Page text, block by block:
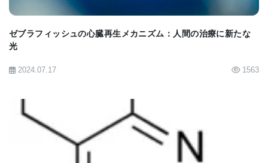
ンパク質間の相互作用安定化が軸索再生を刺激)｣と
題されている｡軸索損傷は､脳､脊髄損傷だけでなく､
多発性硬化症や神経変性疾患など様々な障害や疾患
の要因になっている｡この研究チームの発見は､
足がかりになることが示されている｡
Kaplan博士は､｢将来の研究は､fusicoccin-Aが軸索修
ゼブラフィッシュの心臓再生メカニズム：人間の治療に新たな
光
2024.07.17 1563